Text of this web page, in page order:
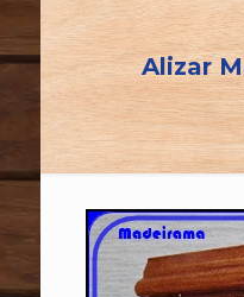
Alizar